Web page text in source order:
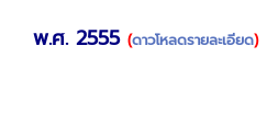
พ.ศ. 2555 (ดาวโหลดรายละเอียด)